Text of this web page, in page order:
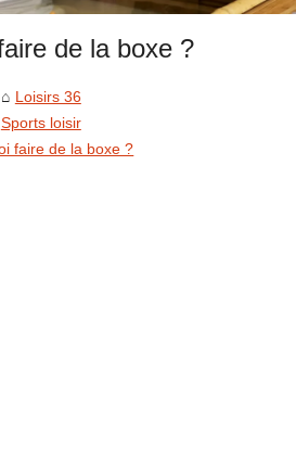
de la boxe ?
Loisirs 36
Sports loisir
faire de la boxe ?